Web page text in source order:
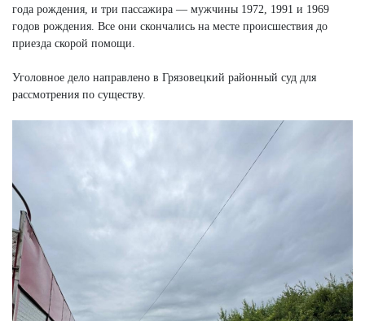
года рождения, и три пассажира — мужчины 1972, 1991 и 1969
годов рождения. Все они скончались на месте происшествия до
приезда скорой помощи.
Уголовное дело направлено в Грязовецкий районный суд для
рассмотрения по существу.